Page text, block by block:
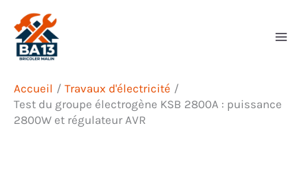
contenu
Accueil
Travaux d'électricité
Test du groupe électrogène KSB 2800A : puissance
2800W et régulateur AVR
Rechercher